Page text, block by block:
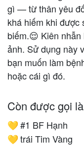
gì — từ thân yêu
khá hiếm khi được
biếm.😌 Kiên
ảnh. Sử dụng này
bạn muốn làm
hoặc cái gì đó.
Còn được gọi là
💛 #1 BF Hạnh
💛 trái Tim Vàng